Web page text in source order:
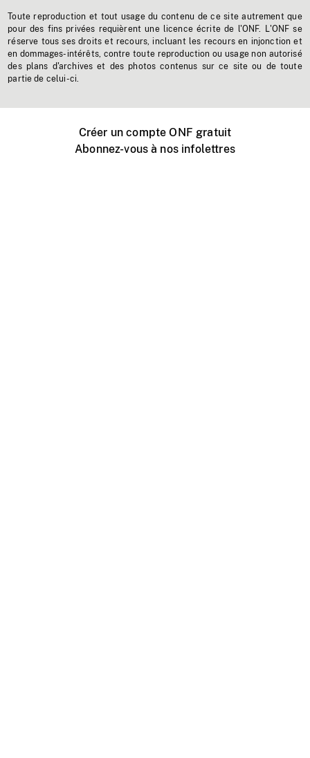
Toute reproduction et tout usage du contenu de ce site autrement que
pour des fins privées requièrent une licence écrite de l'ONF. L'ONF se
réserve tous ses droits et recours, incluant les recours en injonction et
en dommages-intérêts, contre toute reproduction ou usage non autorisé
des plans d'archives et des photos contenus sur ce site ou de toute
partie de celui-ci.
Créer un compte ONF gratuit
Abonnez-vous à nos infolettres